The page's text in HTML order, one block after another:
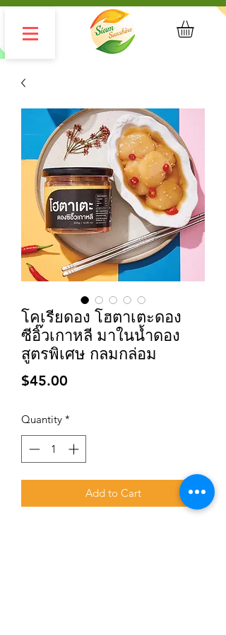
โคเรียดอง โฮตาเตะดอง
ซีอิ๊วเกาหลี มาในน้ำดอง
สูตรพิเศษ กลมกล่อม
$45.00
Quantity *
Add to Cart